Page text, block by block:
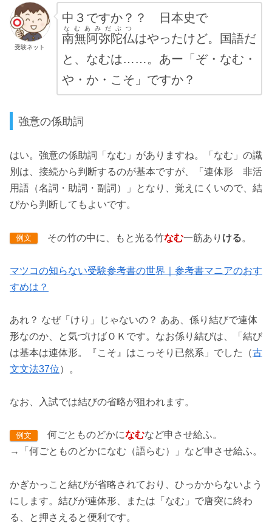
受験ネット
中３ですか？？ 日本史で
南無阿弥陀仏
なむあみだぶつ
はやったけど。国語だ
と、なむは……。あー 「 ぞ・なむ・
や・か・こそ」ですか？
強意の係助詞
はい。強意の係助詞「なむ」がありますね。「なむ」の識
別は、接続から判断するのが基本ですが、「連体形 非活
用語（名詞・助詞・副詞）」となり、覚えにくいので、結
びから判断してもよいです。
例文 その竹の中に、もと光る竹なむ一筋あり ける。
マツコの知らない受験参考書の世界｜参考書マニアのおす
すめは？
あれ？ なぜ「けり」じゃないの？ ああ、係り結びで連体
形なのか、と気づけばＯＫです。なお係り結びは、「結び
は基本は連体形。『こそ』はこっそり已然系」でした（古
文文法37位）。
なお、入試では結びの省略が狙われます。
例文 何ごとものどかになむなど申させ給ふ。
→「何ごとものどかになむ（語らむ）」など申させ給ふ。
かぎかっこと結びが省略されており、ひっかからないよう
にします。結びが連体形、または「なむ」で唐突に終わ
る、と押さえると便利です。